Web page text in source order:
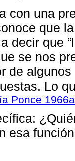
con una
que
decir que
se nos
de
Lo
Ponce
esa